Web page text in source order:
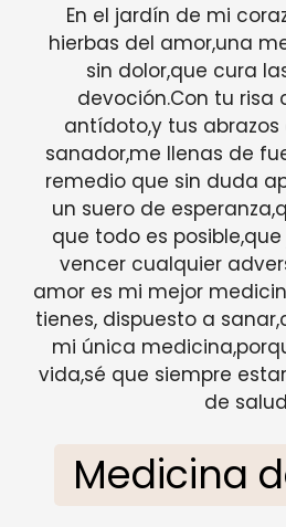
En el jardín de mi
hierbas del amor,una
sin dolor,que cura
devoción.Con tu risa
antídoto,y tus
sanador,me llenas de
remedio que sin duda
un suero de
que todo es
vencer cualquier
amor es mi mejor
tienes, dispuesto a
mi única
vida,sé que siempre
de
Medicina